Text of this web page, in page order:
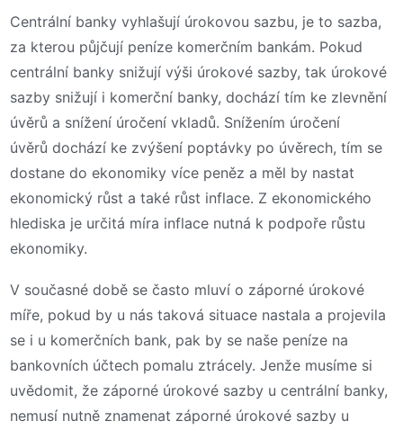
Centrální banky vyhlašují úrokovou sazbu, je to sazba,
za kterou půjčují peníze komerčním bankám. Pokud
centrální banky snižují výši úrokové sazby, tak úrokové
sazby snižují i komerční banky, dochází tím ke zlevnění
úvěrů a snížení úročení vkladů. Snížením úročení
úvěrů dochází ke zvýšení poptávky po úvěrech, tím se
dostane do ekonomiky více peněz a měl by nastat
ekonomický růst a také růst inflace. Z ekonomického
hlediska je určitá míra inflace nutná k podpoře růstu
ekonomiky.
V současné době se často mluví o záporné úrokové
míře, pokud by u nás taková situace nastala a projevila
se i u komerčních bank, pak by se naše peníze na
bankovních účtech pomalu ztrácely. Jenže musíme si
uvědomit, že záporné úrokové sazby u centrální banky,
nemusí nutně znamenat záporné úrokové sazby u